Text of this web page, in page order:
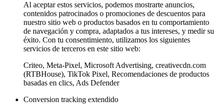
Al aceptar estos servicios, podemos mostrarte anuncios,
contenidos patrocinados o promociones de descuentos para
nuestro sitio web o productos basados en tu comportamiento
de navegación y compra, adaptados a tus intereses, y medir su
éxito. Con tu consentimiento, utilizamos los siguientes
servicios de terceros en este sitio web:
Criteo, Meta-Pixel, Microsoft Advertising, creativecdn.com
(RTBHouse), TikTok Pixel, Recomendaciones de productos
basadas en clics, Ads Defender
Conversion tracking extendido